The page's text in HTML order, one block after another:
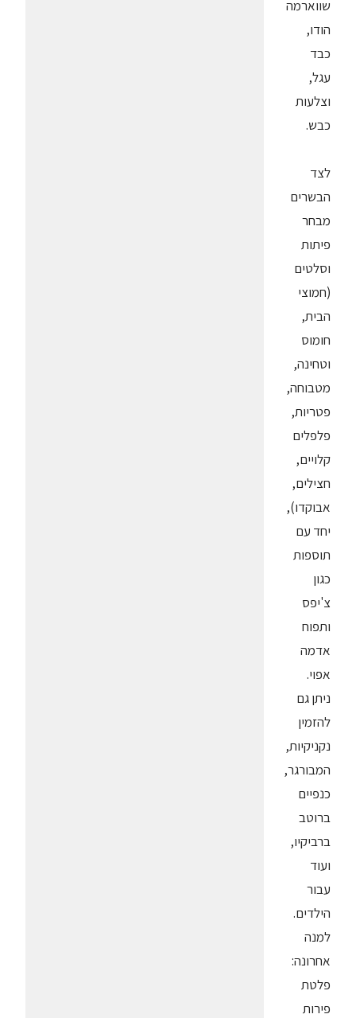
שווארמה
הודו,
כבד
עגל,
וצלעות
כבש.
לצד
הבשרים
מבחר
פיתות
וסלטים
(חמוצי
הבית,
חומוס
וטחינה,
מטבוחה,
פטריות,
פלפלים
קלויים,
חצילים,
אבוקדו),
יחד עם
תוספות
כגון
צ'יפס
ותפוח
אדמה
אפוי.
ניתן גם
להזמין
נקניקיות,
המבורגר,
כנפיים
ברוטב
ברביקיו,
ועוד
עבור
הילדים.
למנה
אחרונה:
פלטת
פירות